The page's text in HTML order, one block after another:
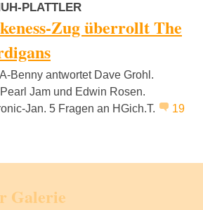
PLATTLER
Zug überrollt The
Benny antwortet Dave Grohl.
Jam und Edwin Rosen.
Jan. 5 Fragen an HGich.T.
19
Galerie